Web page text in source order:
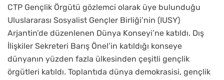
CTP Gençlik Örgütü gözlemci olarak üye bulunduğu
Uluslararası Sosyalist Gençler Birliği’nin (IUSY)
Arjantin’de düzenlenen Dünya Konseyi’ne katıldı. Dış
İlişkiler Sekreteri Barış Önel’in katıldığı konseye
dünyanın yüzden fazla ülkesinden çeşitli gençlik
örgütleri katıldı. Toplantıda dünya demokrasisi, gençlik